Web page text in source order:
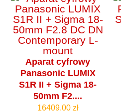
Aparat cyfrowy
Panasonic LUMIX
S1R II + Sigma 18-
50mm F2....
16409.00 zł